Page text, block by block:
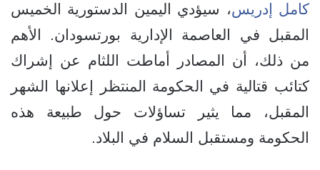
كامل إدريس، سيؤدي اليمين الدستورية الخميس
المقبل في العاصمة الإدارية بورتسودان. الأهم
من ذلك، أن المصادر أماطت اللثام عن إشراك
كتائب قتالية في الحكومة المنتظر إعلانها الشهر
المقبل، مما يثير تساؤلات حول طبيعة هذه
الحكومة ومستقبل السلام في البلاد.